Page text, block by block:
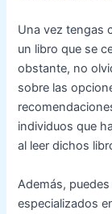
Una vez tengas
un libro que se
obstante, no
sobre las
individuos que
al leer dichos
Además,
especializados